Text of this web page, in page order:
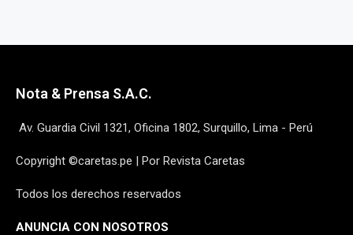
Nota & Prensa S.A.C.
Av. Guardia Civil 1321, Oficina 1802, Surquillo, Lima - Perú
Copyright ©caretas.pe | Por Revista Caretas
Todos los derechos reservados
ANUNCIA CON NOSOTROS